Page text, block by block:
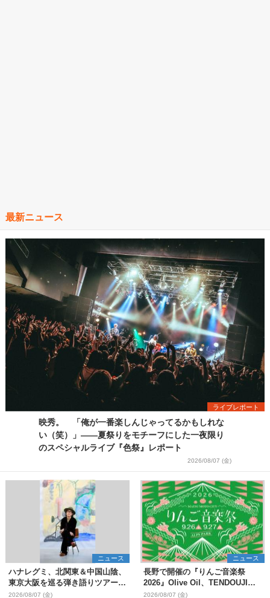
最新ニュース
ライブレポート
映秀。 「俺が一番楽しんじゃってるかもしれな
い（笑）」――夏祭りをモチーフにした一夜限り
のスペシャルライブ『色祭』レポート
2026/08/07 (金)
ニュース
ハナレグミ、北関東＆中国山陰、
東京大阪を巡る弾き語りツアー10
月より開催決定
2026/08/07 (金)
ニュース
長野で開催の『りんご音楽祭
2026』Olive Oil、TENDOUJIら
第11弾出演アーティスト（16組）
2026/08/07 (金)